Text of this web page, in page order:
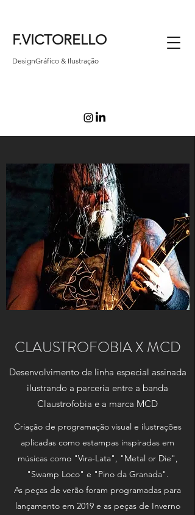
F.VICTORELLO
DesignGráfico & Ilustração
CLAUSTROFOBIA X MCD
Desenvolvimento de linha especial assinada
ilustrando a parceria entre a banda
Claustrofobia e a marca MCD
Criação de programação visual e ilustrações
aplicadas como estampas inspiradas em
músicas como "Vira-Lata", "Metal or Die",
"Swamp Loco" e "Pino da Granada".
As peças de verão foram programadas para
lançamento em 2019 e as peças de Inverno